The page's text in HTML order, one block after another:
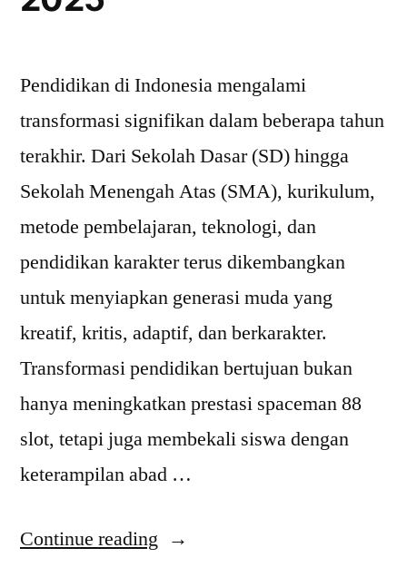
Pendidikan di Indonesia mengalami
transformasi signifikan dalam beberapa tahun
terakhir. Dari Sekolah Dasar (SD) hingga
Sekolah Menengah Atas (SMA), kurikulum,
metode pembelajaran, teknologi, dan
pendidikan karakter terus dikembangkan
untuk menyiapkan generasi muda yang
kreatif, kritis, adaptif, dan berkarakter.
Transformasi pendidikan bertujuan bukan
hanya meningkatkan prestasi spaceman 88
slot, tetapi juga membekali siswa dengan
keterampilan abad …
Continue reading “Informasi